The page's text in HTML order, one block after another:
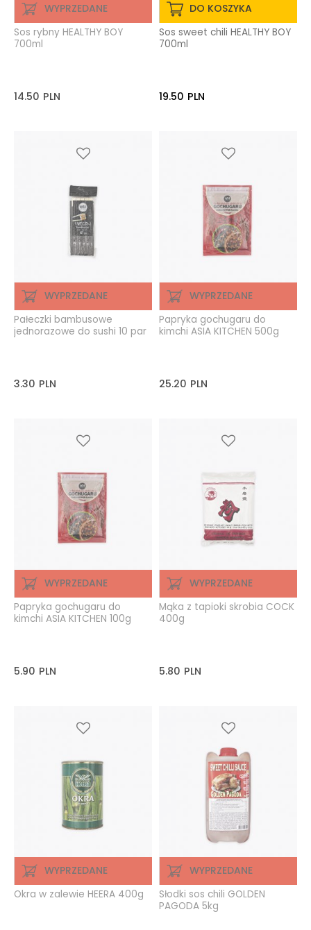
WYPRZEDANE
Sos rybny HEALTHY BOY
700ml
14.50 PLN
DO KOSZYKA
Sos sweet chili HEALTHY BOY
700ml
19.50 PLN
WYPRZEDANE
Pałeczki bambusowe
jednorazowe do sushi 10 par
3.30 PLN
WYPRZEDANE
Papryka gochugaru do
kimchi ASIA KITCHEN 500g
25.20 PLN
WYPRZEDANE
Papryka gochugaru do
kimchi ASIA KITCHEN 100g
5.90 PLN
WYPRZEDANE
Mąka z tapioki skrobia COCK
400g
5.80 PLN
WYPRZEDANE
Okra w zalewie HEERA 400g
WYPRZEDANE
Słodki sos chili GOLDEN
PAGODA 5kg